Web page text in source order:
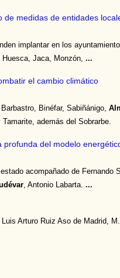
de medidas de entidades
implantar en los
Jaca, Monzón, ...
el cambio climático
Binéfar, Sabiñánigo,
además del Sobrarbe.
del modelo
acompañado de Fernando
, Antonio Labarta. ...
Arturo Ruiz Aso de Madrid, M.